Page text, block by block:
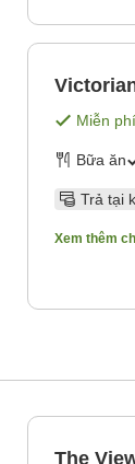
Miễn
Bữa ăn
Trả tại
Xem thêm
The